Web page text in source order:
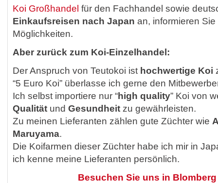
Koi Großhandel für den Fachhandel sowie
Einkaufsreisen nach Japan an, informieren
Möglichkeiten.
Aber zurück zum Koi-Einzelhandel:
Der Anspruch von Teutokoi ist hochwertige Koi
“5 Euro Koi” überlasse ich gerne den
Ich selbst importiere nur “high quality” Koi von
Qualität und Gesundheit zu gewährleisten.
Zu meinen Lieferanten zählen gute Züchter wie
Maruyama.
Die Koifarmen dieser Züchter habe ich mir in
ich kenne meine Lieferanten persönlich.
Besuchen Sie uns in